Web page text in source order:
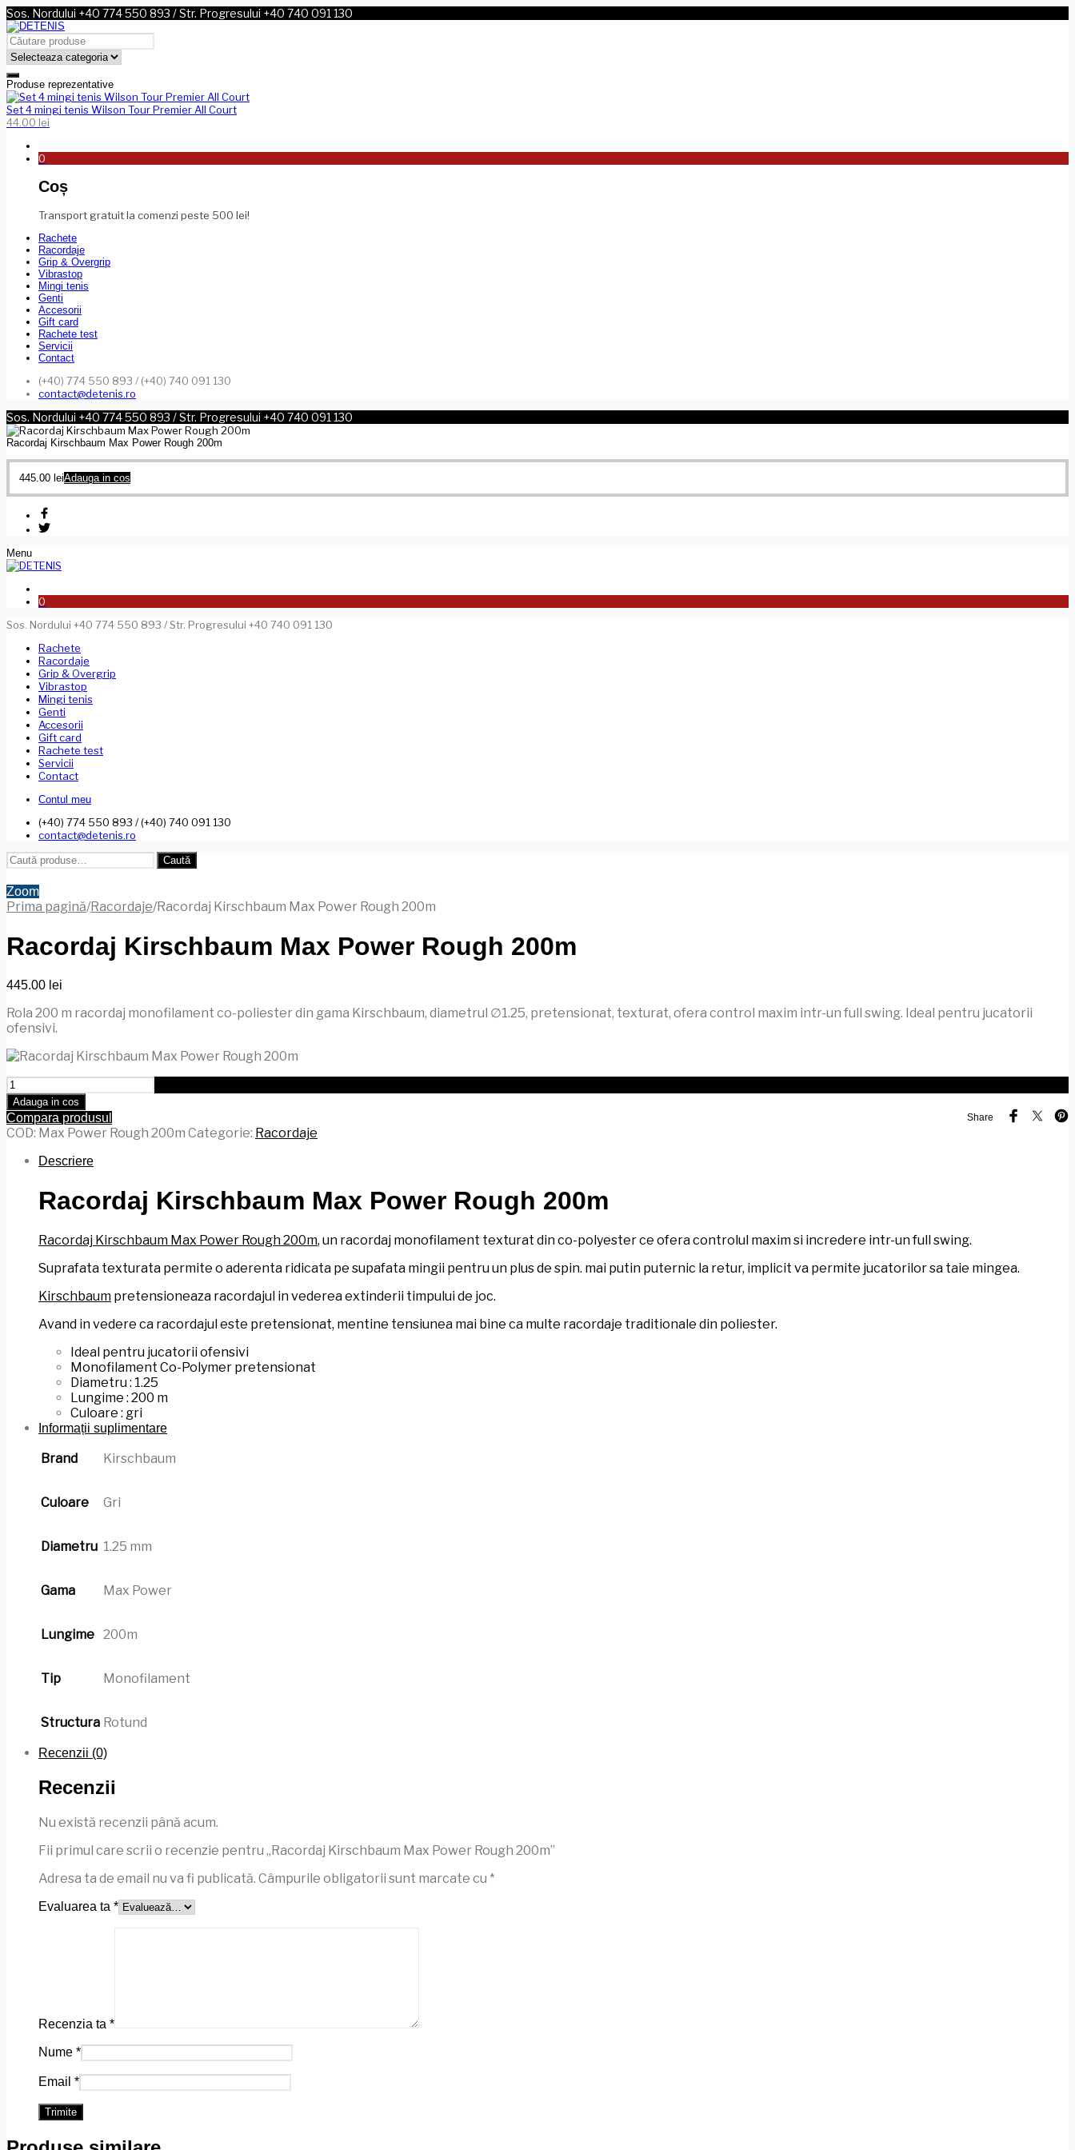
Sos. Nordului +40 774 550 893 / Str. Progresului +40 740 091 130
Produse reprezentative
Set 4 mingi tenis Wilson Tour Premier All Court
44.00 lei
0
Coș
Transport gratuit la comenzi peste 500 lei!
Rachete
Racordaje
Grip & Overgrip
Vibrastop
Mingi tenis
Genti
Accesorii
Gift card
Rachete test
Servicii
Contact
(+40) 774 550 893 / (+40) 740 091 130
contact@detenis.ro
Sos. Nordului +40 774 550 893 / Str. Progresului +40 740 091 130
Racordaj Kirschbaum Max Power Rough 200m
445.00 leiAdauga in cos
Menu
0
Sos. Nordului +40 774 550 893 / Str. Progresului +40 740 091 130
Rachete
Racordaje
Grip & Overgrip
Vibrastop
Mingi tenis
Genti
Accesorii
Gift card
Rachete test
Servicii
Contact
Contul meu
(+40) 774 550 893 / (+40) 740 091 130
contact@detenis.ro
Caută
după:
Caută
Zoom
Prima pagină/Racordaje/Racordaj Kirschbaum Max Power Rough 200m
Racordaj Kirschbaum Max Power Rough 200m
445.00 lei
Rola 200 m racordaj monofilament co-poliester din gama Kirschbaum, diametrul ∅1.25, pretensionat, texturat, ofera control maxim intr-un full swing. Ideal pentru jucatorii
ofensivi.
Cantitate
Racordaj
Kirschbaum
Max
Power
Rough
Adauga in cos
Share
Compara produsul
COD: Max Power Rough 200m Categorie: Racordaje
Descriere
Racordaj Kirschbaum Max Power Rough 200m
Racordaj Kirschbaum Max Power Rough 200m, un racordaj monofilament texturat din co-polyester ce ofera controlul maxim si incredere intr-un full swing.
Suprafata texturata permite o aderenta ridicata pe supafata mingii pentru un plus de spin. mai putin puternic la retur, implicit va permite jucatorilor sa taie mingea.
Kirschbaum pretensioneaza racordajul in vederea extinderii timpului de joc.
Avand in vedere ca racordajul este pretensionat, mentine tensiunea mai bine ca multe racordaje traditionale din poliester.
Ideal pentru jucatorii ofensivi
Monofilament Co-Polymer pretensionat
Diametru : 1.25
Lungime : 200 m
Culoare : gri
Informații suplimentare
Brand Kirschbaum
Culoare Gri
Diametru 1.25 mm
Gama Max Power
Lungime 200m
Tip Monofilament
Structura Rotund
Recenzii (0)
Recenzii
Nu există recenzii până acum.
Fii primul care scrii o recenzie pentru „Racordaj Kirschbaum Max Power Rough 200m”
Adresa ta de email nu va fi publicată. Câmpurile obligatorii sunt marcate cu *
Evaluarea ta *
Recenzia ta *
Nume *
Email *